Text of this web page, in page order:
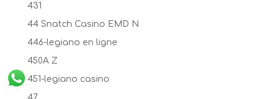
431
44 Snatch Casino EMD N
446-legiano en ligne
450A Z
451-legiano casino